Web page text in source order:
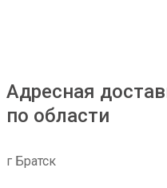
Адресная
по области
г Братск